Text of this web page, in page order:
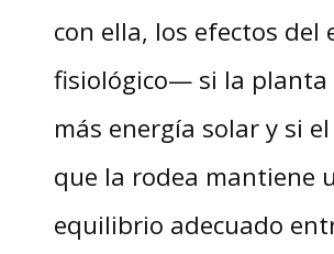
con ella, los efectos del
fisiológico— si la planta
más energía solar y si
que la rodea mantiene
equilibrio adecuado